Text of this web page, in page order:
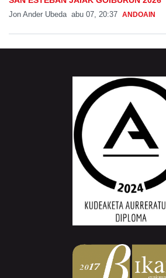
Jon Ander Ubeda abu 07, 20:37 ANDOAIN